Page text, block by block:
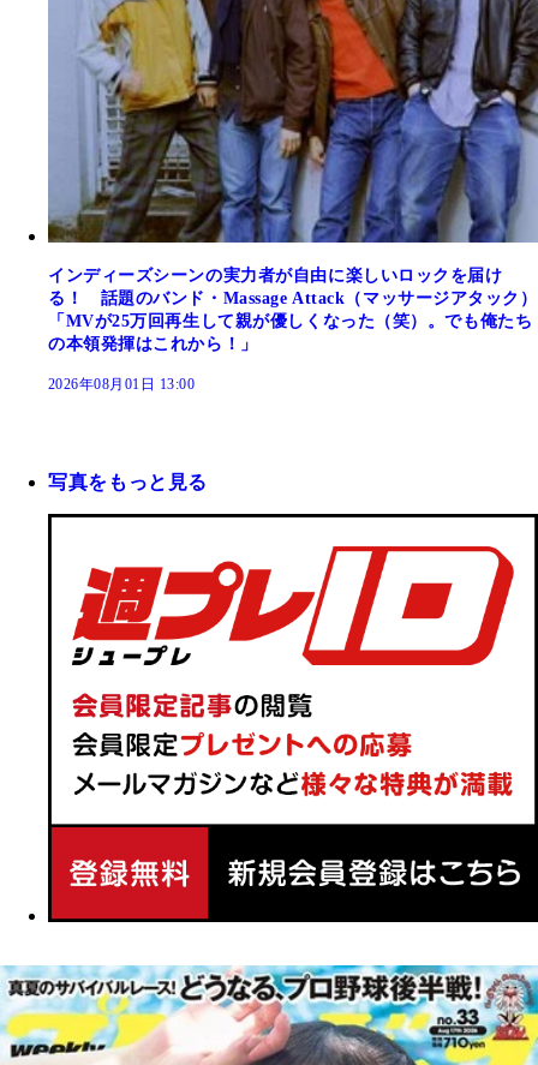
インディーズシーンの実力者が自由に楽しいロックを届け
る！ 話題のバンド・Massage Attack（マッサージアタック）
「MVが25万回再生して親が優しくなった（笑）。でも俺たち
の本領発揮はこれから！」
2026年08月01日 13:00
写真をもっと見る